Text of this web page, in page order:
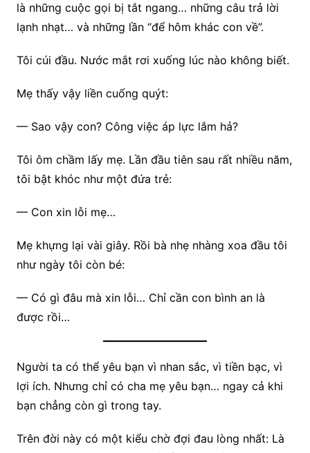
là những cuộc gọi bị tắt ngang… những câu trả lời
lạnh nhạt… và những lần “để hôm khác con về”.
Tôi cúi đầu. Nước mắt rơi xuống lúc nào không biết.
Mẹ thấy vậy liền cuống quýt:
— Sao vậy con? Công việc áp lực lắm hả?
Tôi ôm chầm lấy mẹ. Lần đầu tiên sau rất nhiều năm,
tôi bật khóc như một đứa trẻ:
— Con xin lỗi mẹ…
Mẹ khựng lại vài giây. Rồi bà nhẹ nhàng xoa đầu tôi
như ngày tôi còn bé:
— Có gì đâu mà xin lỗi… Chỉ cần con bình an là
được rồi…
Người ta có thể yêu bạn vì nhan sắc, vì tiền bạc, vì
lợi ích. Nhưng chỉ có cha mẹ yêu bạn… ngay cả khi
bạn chẳng còn gì trong tay.
Trên đời này có một kiểu chờ đợi đau lòng nhất: Là